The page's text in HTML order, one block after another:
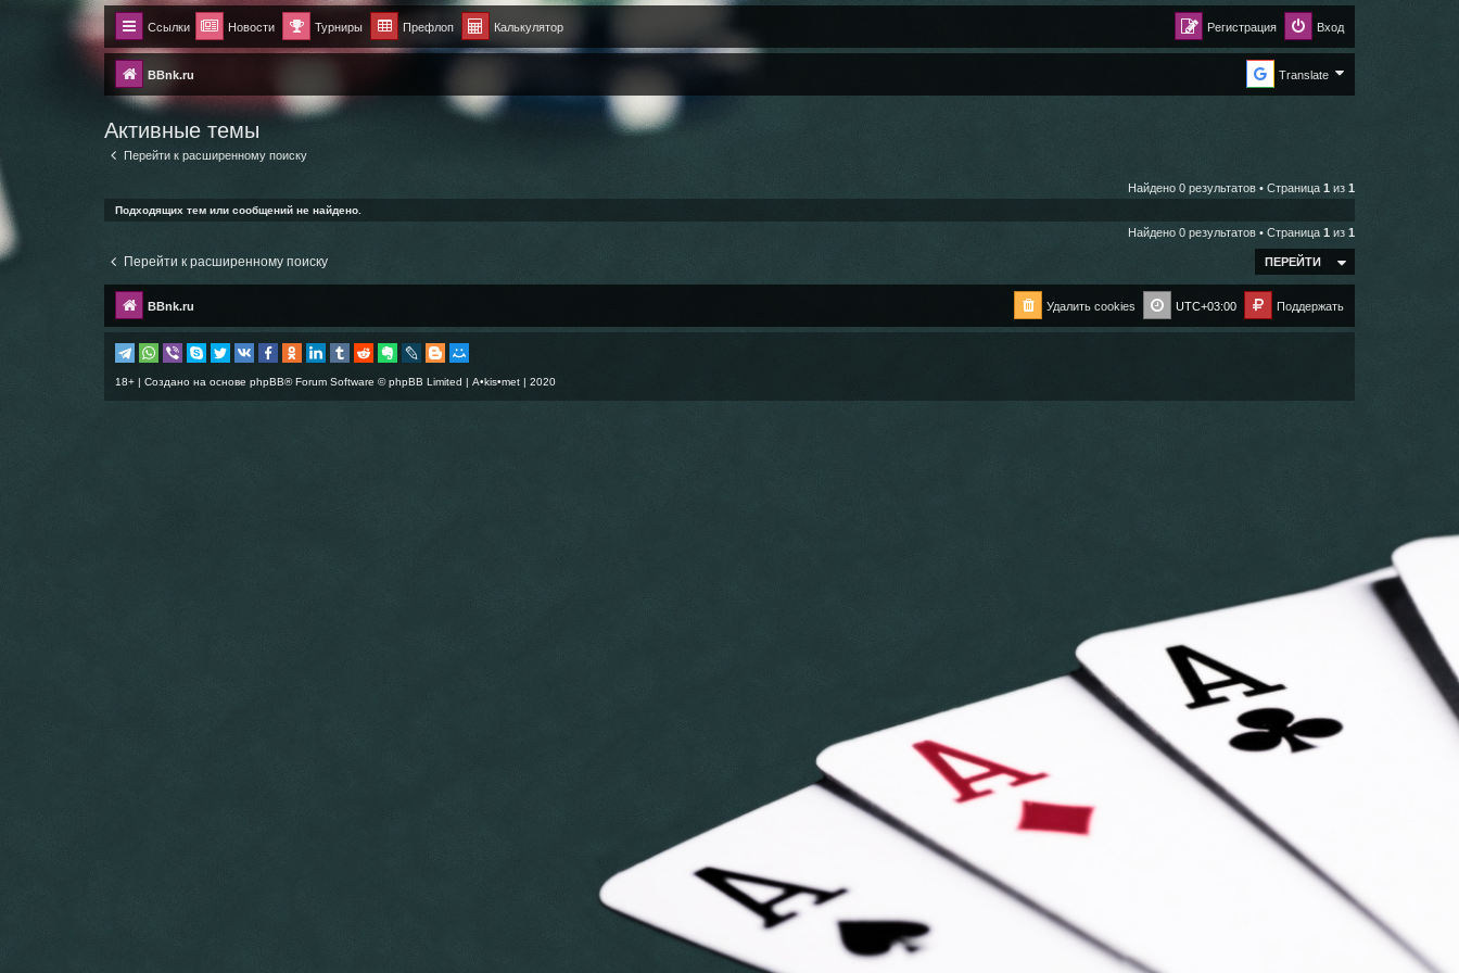
Ссылки Новости Турниры Префлоп Калькулятор Вход
Регистрация
BBnk.ru Translate
Активные темы
Перейти к расширенному поиску
Найдено 0 результатов • Страница 1 из 1
Подходящих тем или сообщений не найдено.
Найдено 0 результатов • Страница 1 из 1
Перейти к расширенному поиску ПЕРЕЙТИ
BBnk.ru Поддержать
UTC+03:00
Удалить cookies
18+ | Создано на основе phpBB® Forum Software © phpBB Limited | A•kis•met | 2020